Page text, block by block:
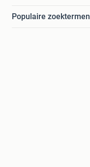
Populaire zoektermen